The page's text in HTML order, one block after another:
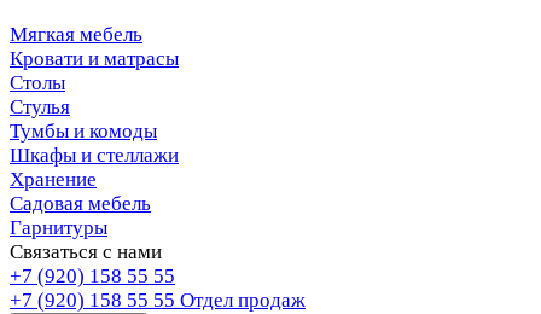
Мягкая мебель
Кровати и матрасы
Столы
Стулья
Тумбы и комоды
Шкафы и стеллажи
Хранение
Садовая мебель
Гарнитуры
Связаться с нами
+7 (920) 158 55 55
+7 (920) 158 55 55 Отдел продаж